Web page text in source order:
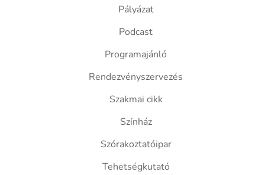
Pályázat
Podcast
Programajánló
Rendezvényszervezés
Szakmai cikk
Színház
Szórakoztatóipar
Tehetségkutató